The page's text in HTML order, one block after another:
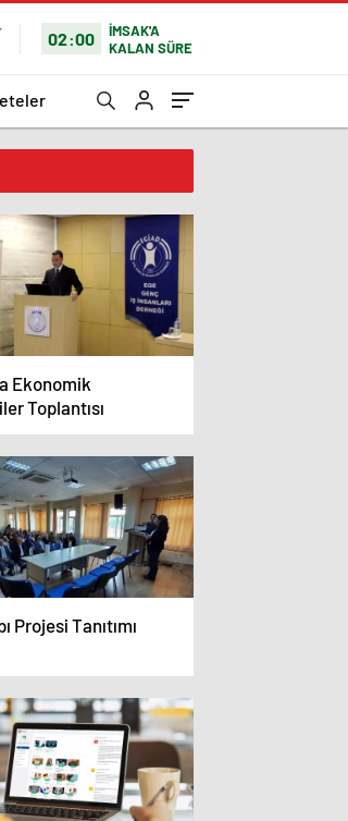
02:00
İMSAK'A
KALAN SÜRE
Ekonomik
Toplantısı
Projesi Tanıtımı